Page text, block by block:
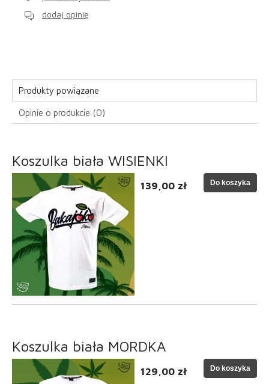
dodaj opinię
Produkty powiązane
Opinie o produkcie (0)
Koszulka biała WISIENKI
139,00 zł Do koszyka
Koszulka biała MORDKA
129,00 zł Do koszyka